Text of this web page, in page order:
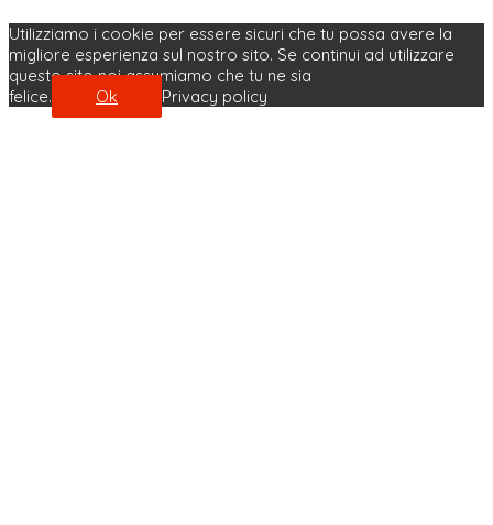
Utilizziamo i cookie per essere sicuri che tu possa avere la
migliore esperienza sul nostro sito. Se continui ad utilizzare
questo sito noi assumiamo che tu ne sia
felice.
Ok Privacy policy